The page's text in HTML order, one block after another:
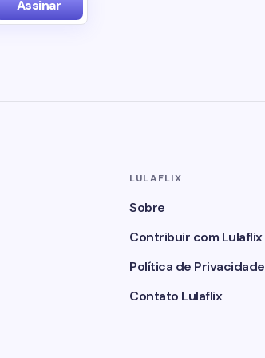
Assinar
LULAFLIX
Sobre
Contribuir com Lulaflix
Política de Privacidade
Contato Lulaflix